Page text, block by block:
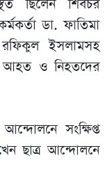
ছিলেন শিবচর
ডা. ফাতিমা
রফিকুল ইসলামসহ
আহত ও নিহতদের
সংক্ষিপ্ত
ছাত্র আন্দোলনে